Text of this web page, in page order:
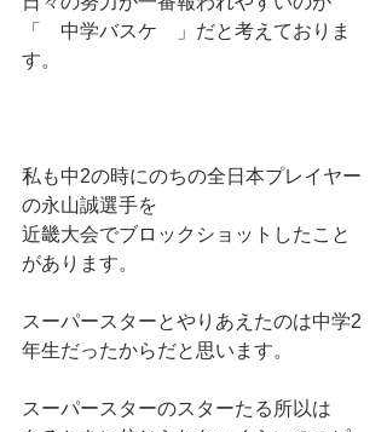
「　中学バスケ　」だと考えておりま
す。
私も中2の時にのちの全日本プレイヤー
の永山誠選手を
近畿大会でブロックショットしたこと
があります。
スーパースターとやりあえたのは中学2
年生だったからだと思います。
スーパースターのスターたる所以は